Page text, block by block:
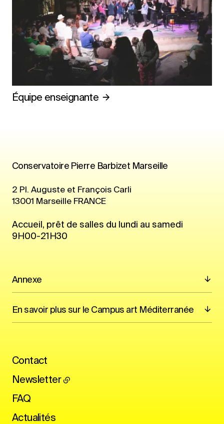
Équipe enseignante
Conservatoire Pierre Barbizet Marseille
2 Pl. Auguste et François Carli
13001 Marseille FRANCE
Accueil, prêt de salles du lundi au samedi
9H00-21H30
Annexe
En savoir plus sur le Campus art Méditerranée
Contact
Newsletter
FAQ
Actualités